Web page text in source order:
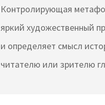
Контролирующая
яркий художественный
и определяет смысл
читателю или зрителю